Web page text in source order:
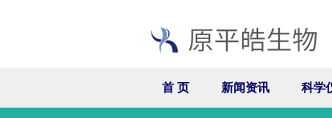
首 页 新闻资讯 科学